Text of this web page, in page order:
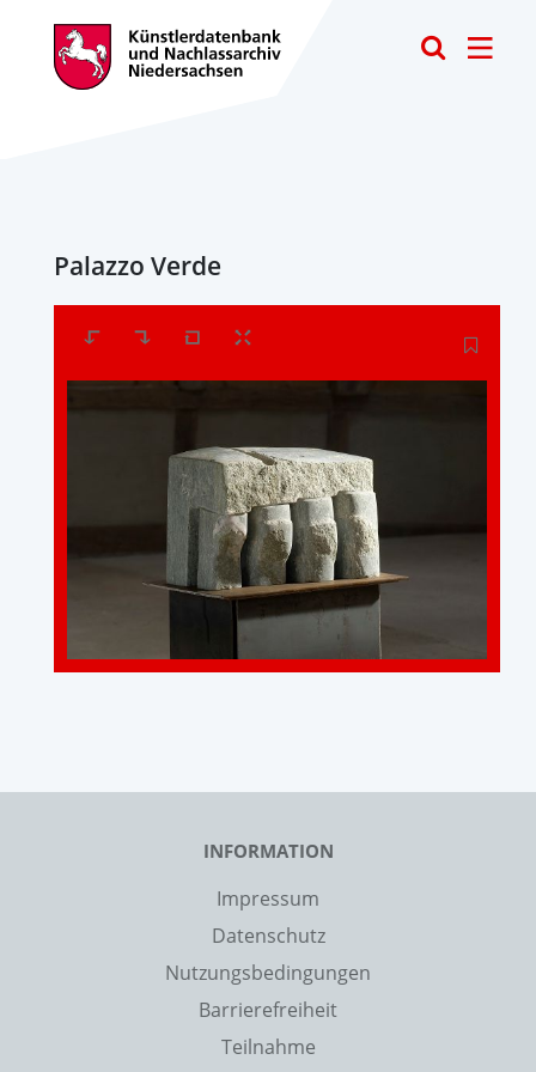
Palazzo Verde
INFORMATION
Impressum
Datenschutz
Nutzungsbedingungen
Barrierefreiheit
Teilnahme